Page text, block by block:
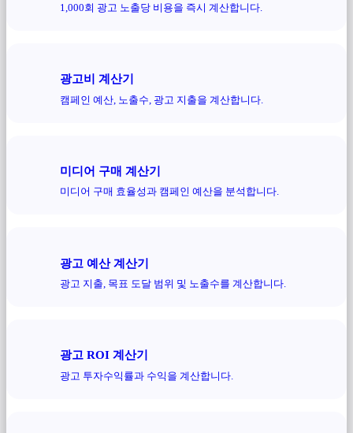
1,000회 광고 노출당 비용을 즉시 계산합니다.
광고비 계산기
캠페인 예산, 노출수, 광고 지출을 계산합니다.
미디어 구매 계산기
미디어 구매 효율성과 캠페인 예산을 분석합니다.
광고 예산 계산기
광고 지출, 목표 도달 범위 및 노출수를 계산합니다.
광고 ROI 계산기
광고 투자수익률과 수익을 계산합니다.